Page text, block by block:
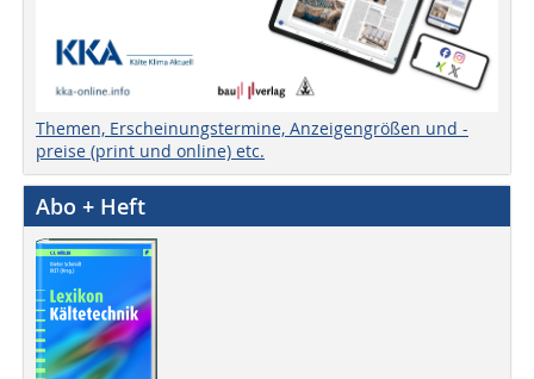
Themen, Erscheinungstermine, Anzeigengrößen und -
preise (print und online) etc.
Abo + Heft